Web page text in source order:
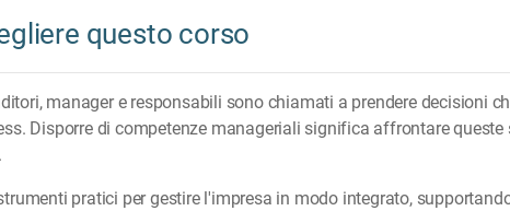
questo corso
manager e responsabili sono chiamati a prendere decisioni
Disporre di competenze manageriali significa affrontare
pratici per gestire l'impresa in modo integrato,